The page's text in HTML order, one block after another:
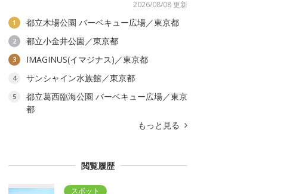
2026/08/08 更新
1 都立木場公園 バーベキュー広場／東京都
2 都立小金井公園／東京都
3 IMAGINUS(イマジナス)／東京都
4 サンシャイン水族館／東京都
5
都立葛西臨海公園 バーベキュー広場／東京
都
もっと見る
閲覧履歴